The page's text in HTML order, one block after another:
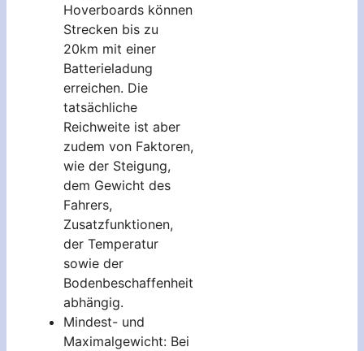
Hoverboards können
Strecken bis zu
20km mit einer
Batterieladung
erreichen. Die
tatsächliche
Reichweite ist aber
zudem von Faktoren,
wie der Steigung,
dem Gewicht des
Fahrers,
Zusatzfunktionen,
der Temperatur
sowie der
Bodenbeschaffenheit
abhängig.
Mindest- und
Maximalgewicht: Bei